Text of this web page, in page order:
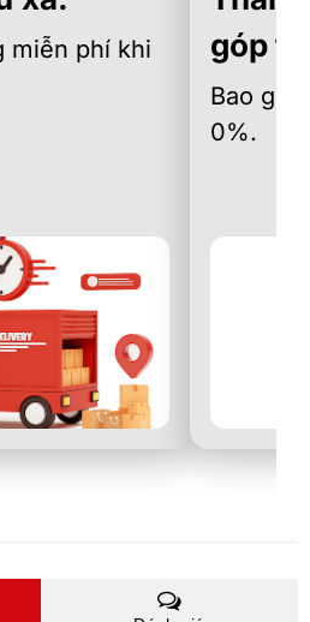
miễn phí khi
góp
Bao
0%.